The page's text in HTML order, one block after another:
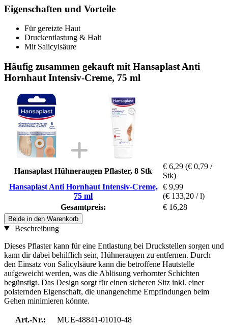
Eigenschaften und Vorteile
Für gereizte Haut
Druckentlastung & Halt
Mit Salicylsäure
Häufig zusammen gekauft mit Hansaplast Anti
Hornhaut Intensiv-Creme, 75 ml
Hansaplast Hühneraugen Pflaster, 8 Stk
€ 6,29 (€ 0,79 /
Stk)
Hansaplast Anti Hornhaut Intensiv-Creme,
75 ml
€ 9,99
(€ 133,20 / l)
Gesamtpreis:
€ 16,28
Beide in den Warenkorb
Beschreibung
Dieses Pflaster kann für eine Entlastung bei Druckstellen sorgen und
kann dir dabei behilflich sein, Hühneraugen zu entfernen. Durch
den Einsatz von Salicylsäure kann die betroffene Hautstelle
aufgeweicht werden, was die Ablösung verhornter Schichten
begünstigt. Das Design sorgt für einen sicheren Sitz inkl. einer
polsternden Eigenschaft, die unangenehme Empfindungen beim
Gehen minimieren könnte.
Art.-Nr.:
MUE-48841-01010-48